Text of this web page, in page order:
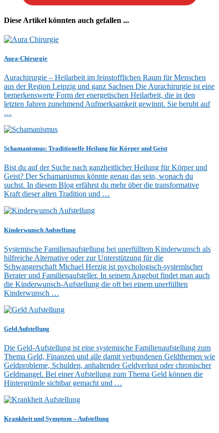
Diese Artikel könnten auch gefallen ...
Aura-Chirurgie
Aurachirurgie – Heilarbeit im feinstofflichen Raum für Menschen
aus der Region Leipzig und ganz Sachsen Die Aurachirurgie ist eine
bemerkenswerte Form der energetischen Heilarbeit, die in den
letzten Jahren zunehmend Aufmerksamkeit gewinnt. Sie beruht auf
…
Schamanismus: Traditionelle Heilung für Körper und Geist
Bist du auf der Suche nach ganzheitlicher Heilung für Körper und
Geist? Der Schamanismus könnte genau das sein, wonach du
suchst. In diesem Blog erfährst du mehr über die transformative
Kraft dieser alten Tradition und …
Kinderwunsch Aufstellung
Systemische Familienaufstellung bei unerfülltem Kinderwunsch als
hilfreiche Alternative oder zur Unterstützung für die
Schwangerschaft Michael Herzig ist psychologisch-systemischer
Berater und Familienaufsteller. In seinem Angebot findet man auch
die Kinderwunsch-Aufstellung die oft bei einem unerfüllten
Kinderwunsch …
Geld Aufstellung
Die Geld-Aufstellung ist eine systemische Familienaufstellung zum
Thema Geld, Finanzen und alle damit verbundenen Geldthemen wie
Geldprobleme, Schulden, anhaltender Geldverlust oder chronischer
Geldmangel. Bei einer Aufstellung zum Thema Geld können die
Hintergründe sichtbar gemacht und …
Krankheit und Symptom – Aufstellung